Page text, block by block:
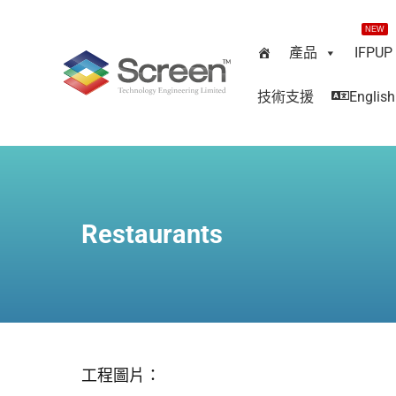
產品
NEW
IFPUP
技術支援 English
Restaurants
工程圖片：